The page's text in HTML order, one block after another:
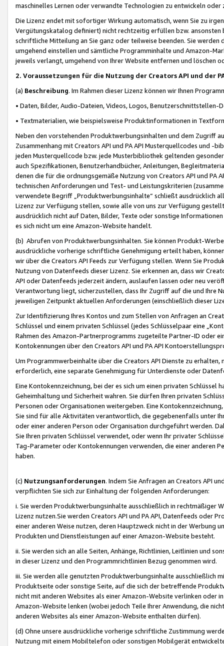
maschinelles Lernen oder verwandte Technologien zu entwickeln
Die Lizenz endet mit sofortiger Wirkung automatisch, wenn Sie zu
Vergütungskatalog definiert) nicht rechtzeitig erfüllen bzw. ansonsten
schriftliche Mitteilung an Sie ganz oder teilweise beenden. Sie werden
umgehend einstellen und sämtliche Programminhalte und Amazon-
jeweils verlangt, umgehend von Ihrer Website entfernen und löschen
2. Voraussetzungen für die Nutzung der Creators API und der
(a) Beschreibung. Im Rahmen dieser Lizenz können wir Ihnen
• Daten, Bilder, Audio-Dateien, Videos, Logos, Benutzerschnittstellen-
• Textmaterialien, wie beispielsweise Produktinformationen in
Neben den vorstehenden Produktwerbungsinhalten und dem Zugriff
Zusammenhang mit Creators API und PA API Musterquellcodes und
jeden Musterquellcode bzw. jede Musterbibliothek geltenden
auch Spezifikationen, Benutzerhandbücher, Anleitungen,
denen die für die ordnungsgemäße Nutzung von Creators API und PA
technischen Anforderungen und Test- und Leistungskriterien
verwendete Begriff „Produktwerbungsinhalte“ schließt ausdrücklich
Lizenz zur Verfügung stellen, sowie alle von uns zur Verfügung
ausdrücklich nicht auf Daten, Bilder, Texte oder sonstige
es sich nicht um eine Amazon-Website handelt.
(b) Abrufen von Produktwerbungsinhalten. Sie können Produkt-
ausdrückliche vorherige schriftliche Genehmigung erteilt haben,
wir über die Creators API Feeds zur Verfügung stellen. Wenn Sie
Nutzung von Datenfeeds dieser Lizenz. Sie erkennen an, dass wir
API oder Datenfeeds jederzeit ändern, auslaufen lassen oder neu
Verantwortung liegt, sicherzustellen, dass Ihr Zugriff auf die und Ihre
jeweiligen Zeitpunkt aktuellen Anforderungen (einschließlich dieser
Zur Identifizierung Ihres Kontos und zum Stellen von Anfragen an
Schlüssel und einem privaten Schlüssel (jedes Schlüsselpaar eine
Rahmen des Amazon-Partnerprogramms zugeteilte Partner-ID oder
Kontokennungen über den Creators API und PA API
Um Programmwerbeinhalte über die Creators API Dienste zu
erforderlich, eine separate Genehmigung für Unterdienste oder
Eine Kontokennzeichnung, bei der es sich um einen privaten
Geheimhaltung und Sicherheit wahren. Sie dürfen Ihren privaten
Personen oder Organisationen weitergeben. Eine
Sie sind für alle Aktivitäten verantwortlich, die gegebenenfalls unter
oder einer anderen Person oder Organisation durchgeführt werden.
Sie Ihren privaten Schlüssel verwendet, oder wenn Ihr privater
Tag-Parameter oder Kontokennungen verwenden, die einer anderen
haben.
(c) Nutzungsanforderungen. Indem Sie Anfragen an Creators API
verpflichten Sie sich zur Einhaltung der folgenden Anforderungen:
i. Sie werden Produktwerbungsinhalte ausschließlich in rechtmäßiger
Lizenz nutzen.Sie werden Creators API und PA API, Datenfeeds oder
einer anderen Weise nutzen, deren Hauptzweck nicht in der Werbung
Produkten und Dienstleistungen auf einer Amazon-Website besteht.
ii. Sie werden sich an alle Seiten, Anhänge, Richtlinien, Leitlinien und
in dieser Lizenz und den Programmrichtlinien Bezug genommen wird.
iii. Sie werden alle genutzten Produktwerbungsinhalte ausschließlich
Produktseite oder sonstige Seite, auf die sich der betreffende
nicht mit anderen Websites als einer Amazon-Website verlinken oder
Amazon-Website lenken (wobei jedoch Teile Ihrer Anwendung, die
anderen Websites als einer Amazon-Website enthalten dürfen).
(d) Ohne unsere ausdrückliche vorherige schriftliche Zustimmung
Nutzung mit einem Mobiltelefon oder sonstigen Mobilgerät